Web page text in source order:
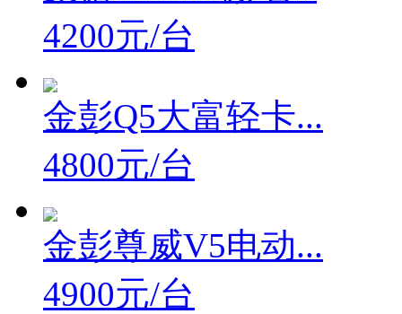
4200元/台
金彭Q5大富轻卡...
4800元/台
金彭尊威V5电动...
4900元/台